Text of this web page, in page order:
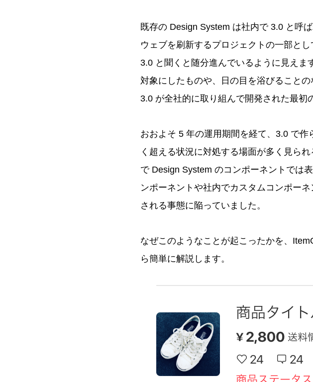
既存の Design System は社内で 3.0 と呼ば
ウェブを刷新するプロジェクトの一部と
3.0 と聞くと随分進んでいるように見えま
対象にしたものや、日の目を浴びること
3.0 が全社的に取り組んで開発された最初
おおよそ 5 年の運用期間を経て、3.0 で
く超える状況に対処する場面が多く見ら
で Design System のコンポーネントでは
ンポーネントや社内でカスタムコンポー
される事態に陥っていました。
なぜこのようなことが起こったかを、
ら簡単に解説します。